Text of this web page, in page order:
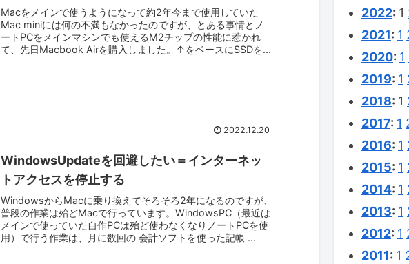
Macをメインで使うようになって約2年今まで使用していた
Mac miniには何の不満もなかったのですが、とある事情とノ
ートPCをメインマシンでも使えるM2チップの性能に惹かれ
て、先日Macbook Airを購入しました。↑をベースにSSDを...
2022.12.20
WindowsUpdateを回避したい＝インターネッ
トアクセスを停止する
WindowsからMacに乗り換えてそろそろ2年になるのですが、
普段の作業は殆どMacで行っています。WindowsPC（最近は
メインで使っていた自作PCは殆ど使わなくなりノートPCを使
用）で行う作業は、月に数回の 会計ソフトを使った記帳 ...
2022: 1
2021: 1
2020: 1
2019: 1
2018: 1
2017: 1
2016: 1
2015: 1
2014: 1
2013: 1
2012: 1
2011: 1